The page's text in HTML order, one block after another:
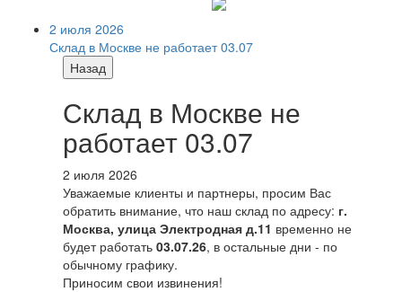
2 июля 2026
Склад в Москве не работает 03.07
Назад
Склад в Москве не
работает 03.07
2 июля 2026
Уважаемые клиенты и партнеры, просим Вас
обратить внимание, что наш склад по адресу: г.
Москва, улица Электродная д.11 временно не
будет работать 03.07.26, в остальные дни - по
обычному графику.
Приносим свои извинения!